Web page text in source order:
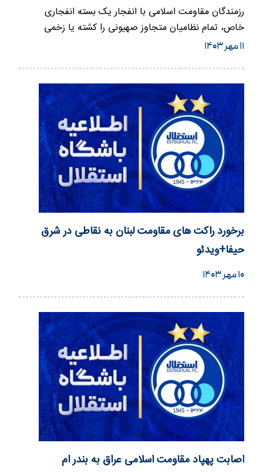
رزمندگان مقاومت اسلامی با انفجار یک بسته انفجاری
خاص، تمام نظامیان متجاوز صهیونی را کشته یا زخمی
کردند.
۱۱ مهر ۱۴۰۳
برخورد راکت های مقاومت لبنان به نقاطی در شرق
حیفا+ویدئو
۱۰ مهر ۱۴۰۳
اصابت پهپاد مقاومت اسلامی عراق به بندر ام